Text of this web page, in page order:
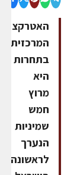
האטרקציה
המרכזית
בתחרות
היא
מרוץ
חמש
שמיניות
הנערך
לראשונה